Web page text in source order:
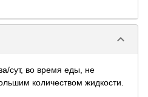
keyboard_arrow_down
сут, во время еды, не
количеством жидкости.